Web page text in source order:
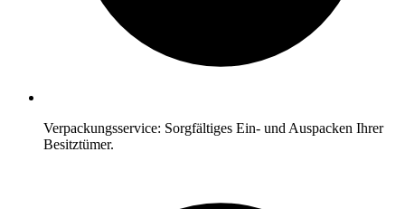
Verpackungsservice: Sorgfältiges Ein- und Auspacken Ihrer
Besitztümer.